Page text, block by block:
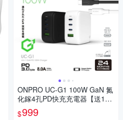
ONPRO UC-G1 100W GaN 氮
化鎵4孔PD快充充電器【送100
W快充線】
$999